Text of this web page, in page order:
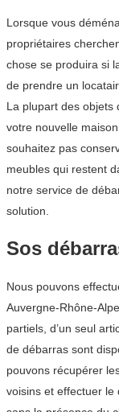
Lorsque vous
propriétaires
chose se produira si
de prendre un
La plupart des objets
votre nouvelle
souhaitez pas
meubles qui restent
notre service de
solution.
Sos
Nous pouvons
Auvergne-Rhône-
partiels, d’un seul
de débarras sont
pouvons récupérer
voisins et effectuer le